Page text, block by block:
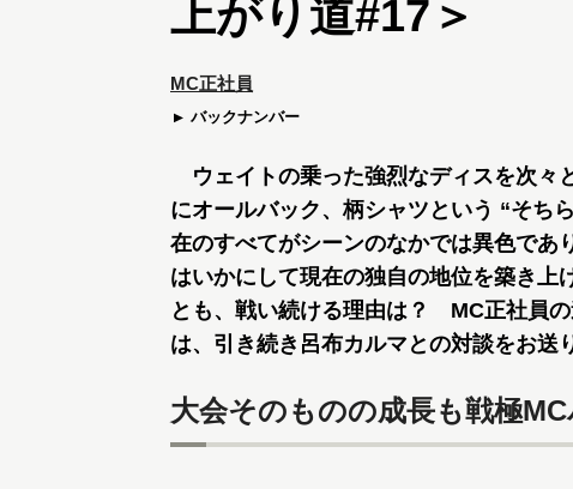
上がり道#17＞
MC正社員
バックナンバー
ウェイトの乗った強烈なディスを次々
にオールバック、柄シャツという “そち
在のすべてがシーンのなかでは異色であ
はいかにして現在の独自の地位を築き上
とも、戦い続ける理由は？ MC正社員
は、引き続き呂布カルマとの対談をお送
大会そのものの成長も戦極